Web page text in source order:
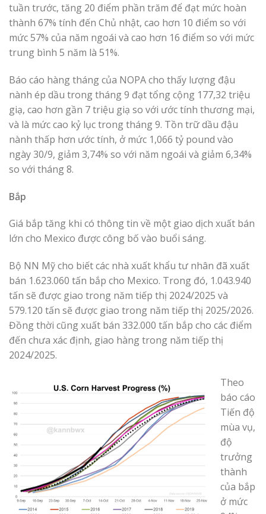
tuần trước, tăng 20 điểm phần trăm để đạt mức hoàn
thành 67% tính đến Chủ nhật, cao hơn 10 điểm so với
mức 57% của năm ngoái và cao hơn 16 điểm so với mức
trung bình 5 năm là 51%.
Báo cáo hàng tháng của NOPA cho thấy lượng đậu
nành ép dầu trong tháng 9 đạt tổng cộng 177,32 triệu
giạ, cao hơn gần 7 triệu giạ so với ước tính thương mại,
và là mức cao kỷ lục trong tháng 9. Tồn trữ dầu đậu
nành thấp hơn ước tính, ở mức 1,066 tỷ pound vào
ngày 30/9, giảm 3,74% so với năm ngoái và giảm 6,34%
so với tháng 8.
Bắp
Giá bắp tăng khi có thông tin về một giao dịch xuất bán
lớn cho Mexico được công bố vào buổi sáng.
Bộ NN Mỹ cho biết các nhà xuất khẩu tư nhân đã xuất
bán 1.623.060 tấn bắp cho Mexico. Trong đó, 1.043.940
tấn sẽ được giao trong năm tiếp thị 2024/2025 và
579.120 tấn sẽ được giao trong năm tiếp thị 2025/2026.
Đồng thời cũng xuất bán 332.000 tấn bắp cho các điểm
đến chưa xác định, giao hàng trong năm tiếp thị
2024/2025.
Theo
báo cáo
Tiến độ
mùa vụ,
độ
trưởng
thành
của bắp
ở mức